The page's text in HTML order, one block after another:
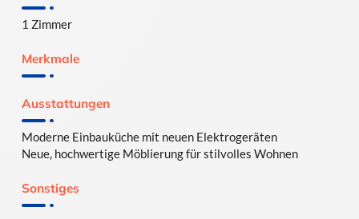
1 Zimmer
Merkmale
Ausstattungen
Moderne Einbauküche mit neuen Elektrogeräten
Neue, hochwertige Möblierung für stilvolles Wohnen
Sonstiges